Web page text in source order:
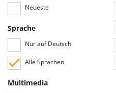
Solidur
Spice Electronics
Spiralmac
Stanley
Neueste
Sprache
Nur auf Deutsch
Alle Sprachen
Multimedia